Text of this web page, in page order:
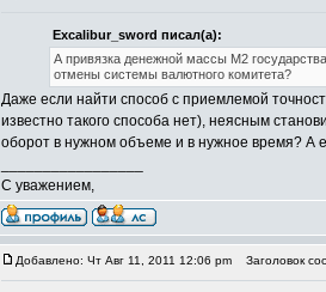
Excalibur_sword писал(а):
А привязка денежной массы М2
отмены системы валютного комитета?
Даже если найти способ с приемлемой
известно такого способа нет), неясным
оборот в нужном объеме и в нужное время? А
С уважением,
Добавлено: Чт Авг 11, 2011 12:06 pm Заголовок